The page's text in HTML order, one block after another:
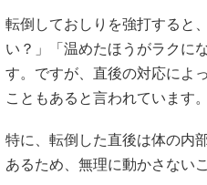
転倒しておしりを強打すると
い？」「温めたほうがラクに
す。ですが、直後の対応によ
こともあると言われています。
特に、転倒した直後は体の内
あるため、無理に動かさない